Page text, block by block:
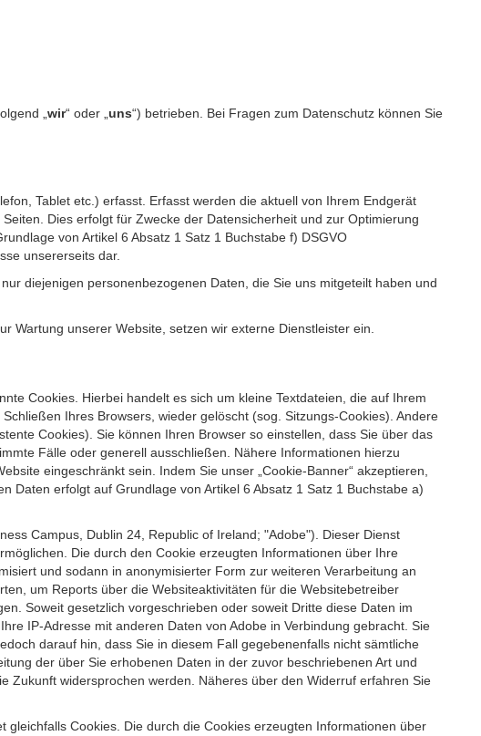
„ wir“ oder „ uns“) betrieben. Bei Fragen zum Datenschutz können Sie
Tablet etc.) erfasst. Erfasst werden die aktuell von Ihrem Endgerät
Dies erfolgt für Zwecke der Datensicherheit und zur Optimierung
von Artikel 6 Absatz 1 Satz 1 Buchstabe f) DSGVO
unsererseits dar.
diejenigen personenbezogenen Daten, die Sie uns mitgeteilt haben und
Wartung unserer Website, setzen wir externe Dienstleister ein.
Cookies. Hierbei handelt es sich um kleine Textdateien, die auf Ihrem
Ihres Browsers, wieder gelöscht (sog. Sitzungs-Cookies). Andere
Cookies). Sie können Ihren Browser so einstellen, dass Sie über das
Fälle oder generell ausschließen. Nähere Informationen hierzu
eingeschränkt sein. Indem Sie unser „Cookie-Banner“ akzeptieren,
Daten erfolgt auf Grundlage von Artikel 6 Absatz 1 Satz 1 Buchstabe a)
Campus, Dublin 24, Republic of Ireland; "Adobe"). Dieser Dienst
Die durch den Cookie erzeugten Informationen über Ihre
und sodann in anonymisierter Form zur weiteren Verarbeitung an
um Reports über die Websiteaktivitäten für die Websitebetreiber
Soweit gesetzlich vorgeschrieben oder soweit Dritte diese Daten im
IP-Adresse mit anderen Daten von Adobe in Verbindung gebracht. Sie
darauf hin, dass Sie in diesem Fall gegebenenfalls nicht sämtliche
der über Sie erhobenen Daten in der zuvor beschriebenen Art und
Zukunft widersprochen werden. Näheres über den Widerruf erfahren Sie
gleichfalls Cookies. Die durch die Cookies erzeugten Informationen über